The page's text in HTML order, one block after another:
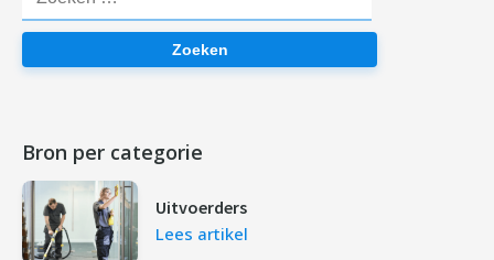
Zoeken
Bron per categorie
Uitvoerders
Lees artikel